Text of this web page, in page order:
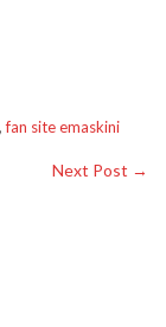
,fan site emaskini
Next Post →